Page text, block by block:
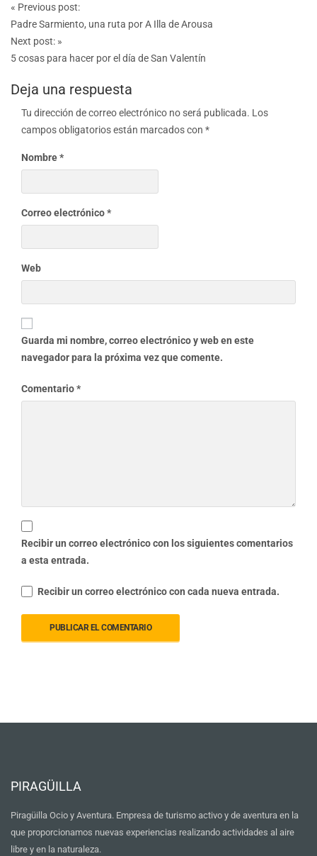
Post
navigation
« Previous post:
Padre Sarmiento, una ruta por A Illa de Arousa
Next post: »
5 cosas para hacer por el día de San Valentín
Deja una respuesta
Tu dirección de correo electrónico no será publicada. Los
campos obligatorios están marcados con *
Nombre*
Correo electrónico*
Web
Guarda mi nombre, correo electrónico y web en este
navegador para la próxima vez que comente.
Comentario*
Recibir un correo electrónico con los siguientes comentarios
a esta entrada.
Recibir un correo electrónico con cada nueva entrada.
PIRAGÜILLA
Piragüilla Ocio y Aventura. Empresa de turismo activo y de aventura en la
que proporcionamos nuevas experiencias realizando actividades al aire
libre y en la naturaleza.